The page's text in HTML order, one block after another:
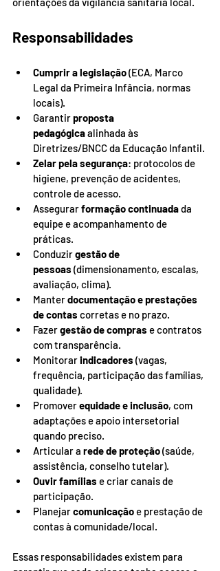
Responsabilidades
Cumprir a legislação (ECA, Marco
Legal da Primeira Infância, normas
locais).
Garantir proposta
pedagógica alinhada às
Diretrizes/BNCC da Educação Infantil.
Zelar pela segurança: protocolos de
higiene, prevenção de acidentes,
controle de acesso.
Assegurar formação continuada da
equipe e acompanhamento de
práticas.
Conduzir gestão de
pessoas (dimensionamento, escalas,
avaliação, clima).
Manter documentação e prestações
de contas corretas e no prazo.
Fazer gestão de compras e contratos
com transparência.
Monitorar indicadores (vagas,
frequência, participação das famílias,
qualidade).
Promover equidade e inclusão, com
adaptações e apoio intersetorial
quando preciso.
Articular a rede de proteção (saúde,
assistência, conselho tutelar).
Ouvir famílias e criar canais de
participação.
Planejar comunicação e prestação de
contas à comunidade/local.
Essas responsabilidades existem para